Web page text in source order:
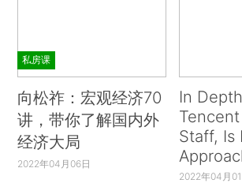
私房课
向松祚：宏观经济70
讲，带你了解国内外
经济大局
2022年04月06日
In
Staff, Is
2022年04月01